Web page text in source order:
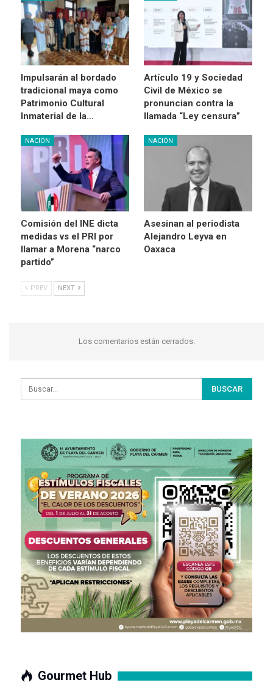
Impulsarán al bordado
tradicional maya como
Patrimonio Cultural
Inmaterial de la…
Artículo 19 y Sociedad
Civil de México se
pronuncian contra la
llamada “Ley censura”
NACIÓN
Comisión del INE dicta
medidas vs el PRI por
llamar a Morena “narco
partido”
NACIÓN
Asesinan al periodista
Alejandro Leyva en
Oaxaca
PREV NEXT
Los comentarios están cerrados.
Gourmet Hub